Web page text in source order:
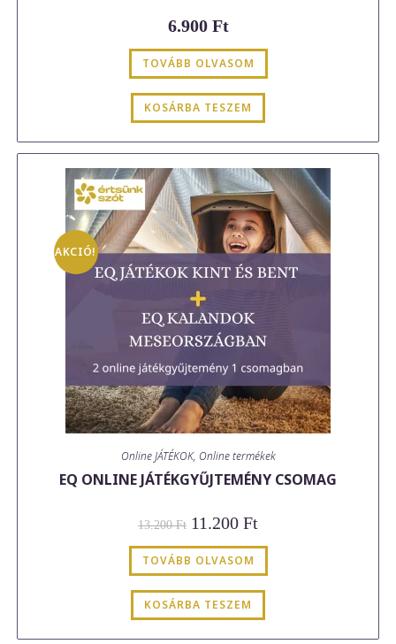
6.900 Ft
TOVÁBB OLVASOM
KOSÁRBA TESZEM
AKCIÓ!
Online JÁTÉKOK, Online termékek
EQ ONLINE JÁTÉKGYŰJTEMÉNY CSOMAG
13.200Ft Original
price
was:
13.200 Ft.
11.200 Ftprice
is:
TOVÁBB OLVASOM
KOSÁRBA TESZEM